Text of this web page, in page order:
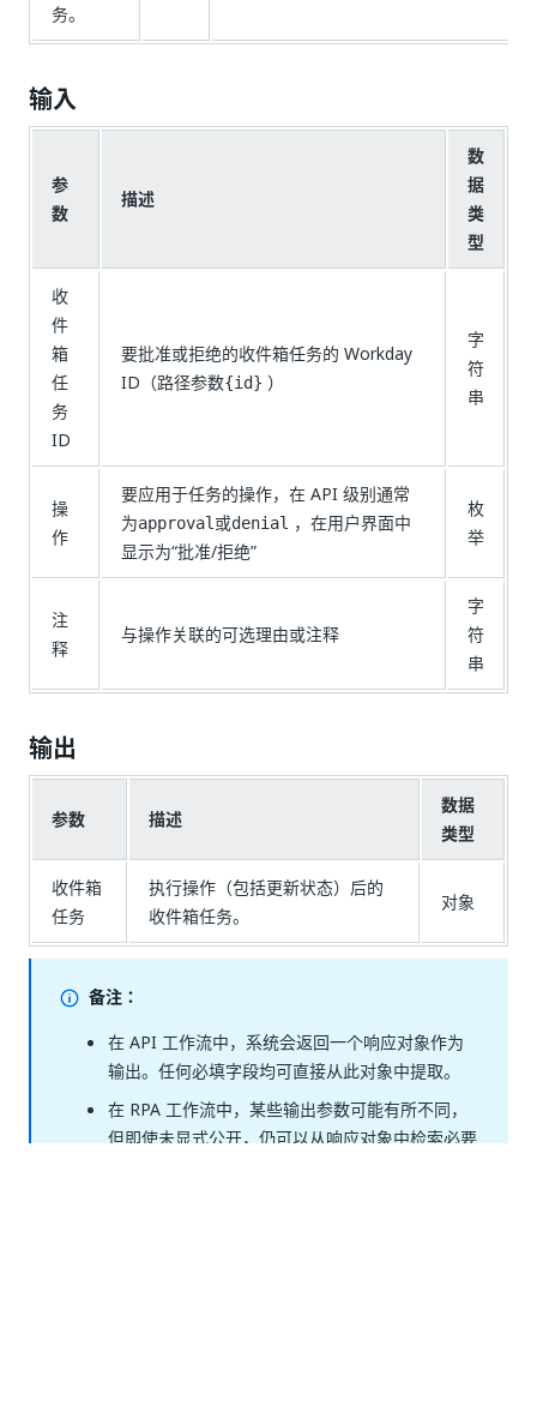
务。
输入
参
数
描述
数
据
类
型
收
件
箱
任
务
ID
要批准或拒绝的收件箱任务的 Workday
ID（路径参数{id} ）
字
符
串
操
作
要应用于任务的操作，在 API 级别通常
为approval 或denial ，在用户界面中
显示为“批准/拒绝”
枚
举
注
释
与操作关联的可选理由或注释
字
符
串
输出
参数 描述
数据
类型
收件箱
任务
执行操作（包括更新状态）后的
收件箱任务。
对象
备注：
在 API 工作流中，系统会返回一个响应对象作为
输出。任何必填字段均可直接从此对象中提取。
在 RPA 工作流中，某些输出参数可能有所不同，
但即使未显式公开，仍可以从响应对象中检索必要